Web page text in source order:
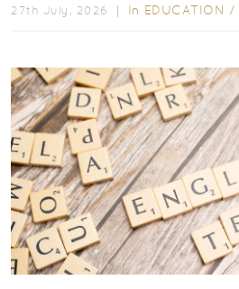
27th July, 2026 ｜ In EDUCATION /